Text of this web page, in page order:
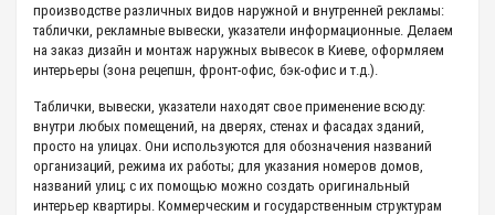
производстве различных видов наружной и внутренней рекламы:
таблички, рекламные вывески, указатели информационные. Делаем
на заказ дизайн и монтаж наружных вывесок в Киеве, оформляем
интерьеры (зона рецепшн, фронт-офис, бэк-офис и т.д.).
Таблички, вывески, указатели находят свое применение всюду:
внутри любых помещений, на дверях, стенах и фасадах зданий,
просто на улицах. Они используются для обозначения названий
организаций, режима их работы; для указания номеров домов,
названий улиц; с их помощью можно создать оригинальный
интерьер квартиры. Коммерческим и государственным структурам